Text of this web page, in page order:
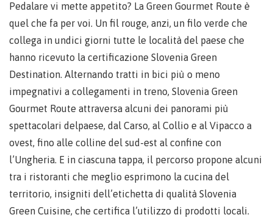
Pedalare vi mette appetito? La Green Gourmet Route è
quel che fa per voi. Un fil rouge, anzi, un filo verde che
collega in undici giorni tutte le località del paese che
hanno ricevuto la certificazione Slovenia Green
Destination. Alternando tratti in bici più o meno
impegnativi a collegamenti in treno, Slovenia Green
Gourmet Route attraversa alcuni dei panorami più
spettacolari delpaese, dal Carso, al Collio e al Vipacco a
ovest, fino alle colline del sud-est al confine con
l’Ungheria. E in ciascuna tappa, il percorso propone alcuni
tra i ristoranti che meglio esprimono la cucina del
territorio, insigniti dell’etichetta di qualità Slovenia
Green Cuisine, che certifica l’utilizzo di prodotti locali.